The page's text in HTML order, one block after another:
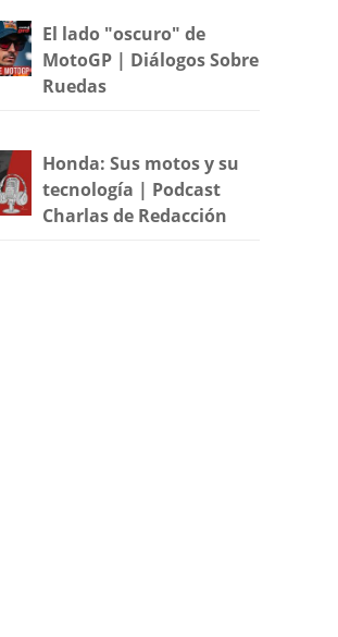
El lado "oscuro" de
MotoGP | Diálogos Sobre
Ruedas
Honda: Sus motos y su
tecnología | Podcast
Charlas de Redacción